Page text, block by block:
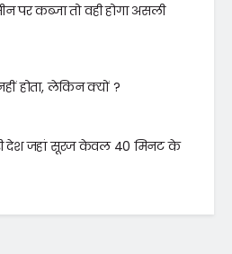
पर कब्जा तो वही होगा असली
होता, लेकिन क्यों ?
देश जहां सूरज केवल 40 मिनट के